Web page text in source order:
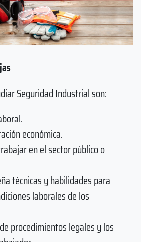
Seguridad Industrial son:
económica.
en el sector público o
técnicas y habilidades para
laborales de los
procedimientos legales y los